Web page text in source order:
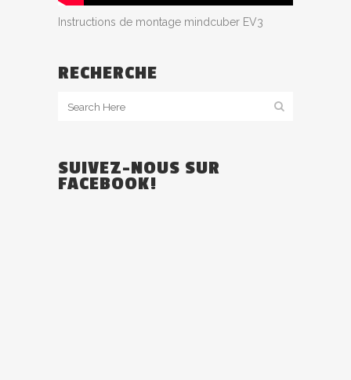
Instructions de montage mindcuber EV3
RECHERCHE
SUIVEZ-NOUS SUR
FACEBOOK!